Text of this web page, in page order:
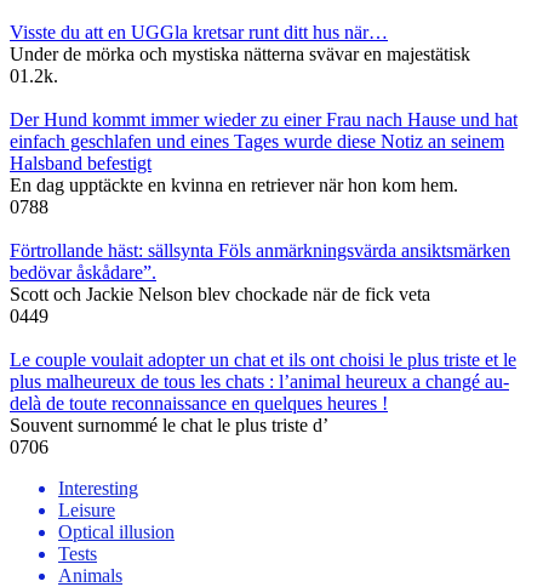
Visste du att en UGGla kretsar runt ditt hus när…
Under de mörka och mystiska nätterna svävar en majestätisk
01.2k.
Der Hund kommt immer wieder zu einer Frau nach Hause und hat
einfach geschlafen und eines Tages wurde diese Notiz an seinem
Halsband befestigt
En dag upptäckte en kvinna en retriever när hon kom hem.
0788
Förtrollande häst: sällsynta Föls anmärkningsvärda ansiktsmärken
bedövar åskådare”.
Scott och Jackie Nelson blev chockade när de fick veta
0449
Le couple voulait adopter un chat et ils ont choisi le plus triste et le
plus malheureux de tous les chats : l’animal heureux a changé au-
delà de toute reconnaissance en quelques heures !
Souvent surnommé le chat le plus triste d’
0706
Interesting
Leisure
Optical illusion
Tests
Animals